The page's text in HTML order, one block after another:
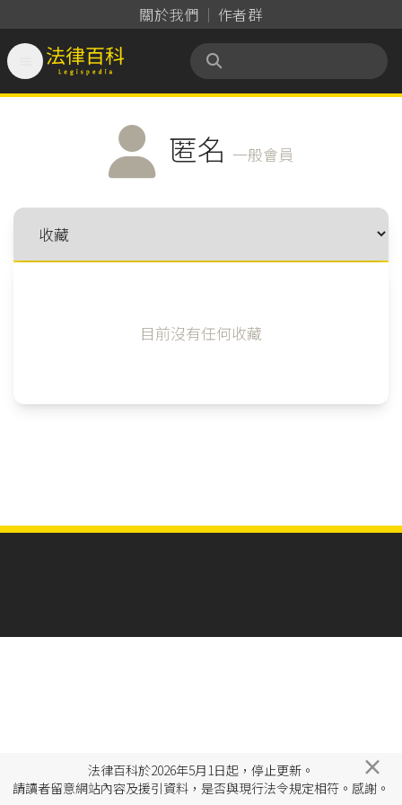
關於我們 作者群
法律百科 Legispedia
匿名 一般會員
目前沒有任何收藏
法律百科於2026年5月1日起，停止更新。
請讀者留意網站內容及援引資料，是否與現行法令規定相符。感謝。
×